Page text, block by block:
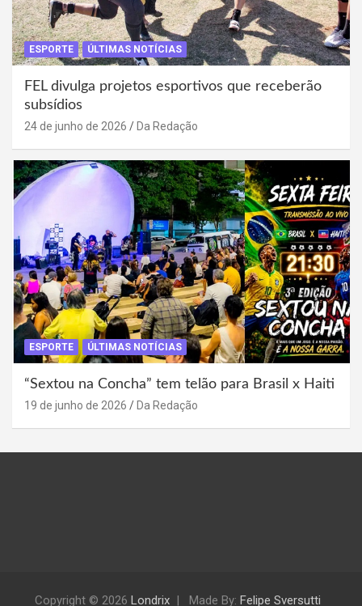
ESPORTE ÚLTIMAS NOTÍCIAS
FEL divulga projetos esportivos que receberão
subsídios
24 de junho de 2026 Da Redação
ESPORTE ÚLTIMAS NOTÍCIAS
“Sextou na Concha” tem telão para Brasil x Haiti
19 de junho de 2026 Da Redação
Copyright © 2026 Londrix Made By: Felipe Sversutti